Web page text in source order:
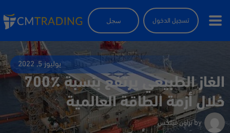
تسجيل الدخول سجل
يوليوز 5, 2022
الغاز الطبيعي يرتفع بنسبة ٪700
خلال أزمة الطاقة العالمية
by براون فيلكس